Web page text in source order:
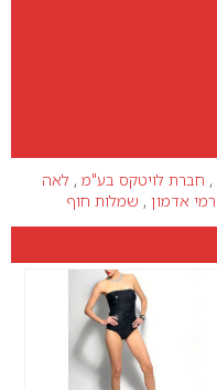
, חברת לויטקס בע"מ , לאה
רמי אדמון , שמלות חוף